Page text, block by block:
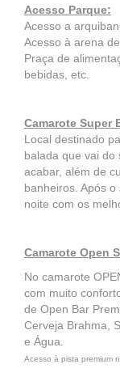
Acesso Parque:
Acesso a
Acesso à arena
Praça de
bebidas, etc.
Camarote Super
Local destinado
balada que vai do
acabar, além de
banheiros. Após
noite com os
Camarote Open
No camarote
com muito
de Open Bar
Cerveja Brahma,
e Água.
Acesso à pista premium